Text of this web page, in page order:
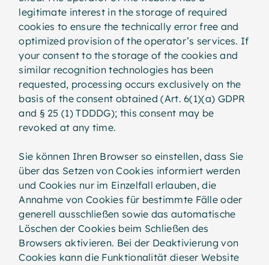
legitimate interest in the storage of required
cookies to ensure the technically error free and
optimized provision of the operator’s services. If
your consent to the storage of the cookies and
similar recognition technologies has been
requested, processing occurs exclusively on the
basis of the consent obtained (Art. 6(1)(a) GDPR
and § 25 (1) TDDDG); this consent may be
revoked at any time.
Sie können Ihren Browser so einstellen, dass Sie
über das Setzen von Cookies informiert werden
und Cookies nur im Einzelfall erlauben, die
Annahme von Cookies für bestimmte Fälle oder
generell ausschließen sowie das automatische
Löschen der Cookies beim Schließen des
Browsers aktivieren. Bei der Deaktivierung von
Cookies kann die Funktionalität dieser Website